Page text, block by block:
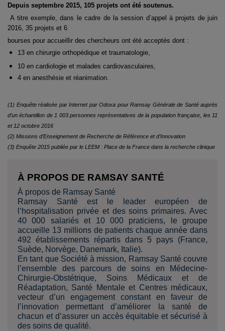
Depuis septembre 2015, 105 projets ont été soutenus.
A titre exemple, dans le cadre de la session d’appel à projets de juin
2016, 35 projets et 6
bourses pour accueillir des chercheurs ont été acceptés dont :
13 en chirurgie orthopédique et traumatologie,
10 en cardiologie et malades cardiovasculaires,
4 en anesthésie et réanimation.
(1) Enquête réalisée par Internet par Odoxa pour Ramsay Générale de Santé auprès
d’un échantillon de 1 003 personnes représentatives de la population française, les 11
et 12 octobre 2016
(2) Missions d’Enseignement de Recherche de Référence et d’Innovation
(3) Enquête 2015 publiée par le LEEM : Place de la France dans la recherche clinique
À PROPOS DE RAMSAY SANTÉ
À propos de Ramsay Santé
Ramsay Santé est le leader européen de
l’hospitalisation privée et des soins primaires. Avec
40 000 salariés et 10 000 praticiens, le groupe
accueille 13 millions de patients chaque année dans
492 établissements répartis dans 5 pays (France,
Suède, Norvège, Danemark, Italie).
En tant que Société à mission, Ramsay Santé couvre
l’ensemble des parcours de soins en Médecine-
Chirurgie-Obstétrique, Soins Médicaux et de
Réadaptation, Santé Mentale et Centres médicaux,
vecteur d’un engagement constant en faveur de
l’innovation permettant d’améliorer la santé de
chacun et d’assurer un accès équitable et sécurisé à
des soins de qualité.